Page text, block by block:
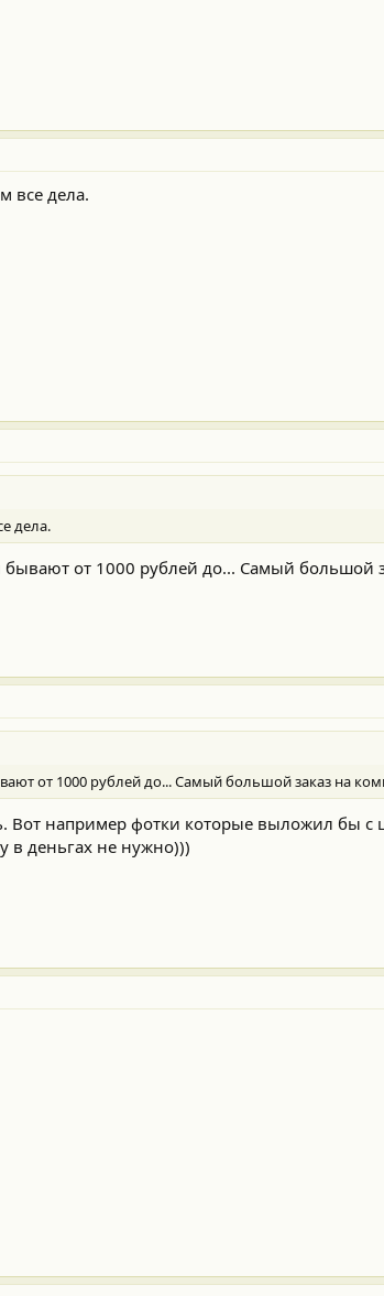
все дела.
дела.
от 1000 рублей до... Самый большой
от 1000 рублей до... Самый большой заказ на
Вот например фотки которые выложил бы с
в деньгах не нужно)))